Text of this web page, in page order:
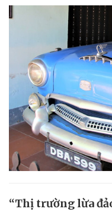
“Thị trường lừa